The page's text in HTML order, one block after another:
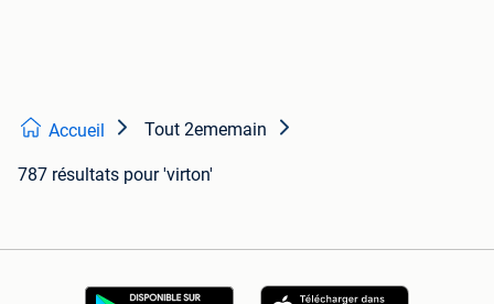
Accueil Tout 2ememain
787 résultats pour 'virton'